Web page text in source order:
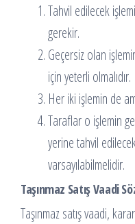
Tahvil edilecek
gerekir.
Geçersiz olan
için yeterli olmalıdır.
Her iki işlemin de
Taraflar o işlemin
yerine tahvil
varsayılabilmelidir.
Taşınmaz Satış Vaadi
Taşınmaz satış vaadi,